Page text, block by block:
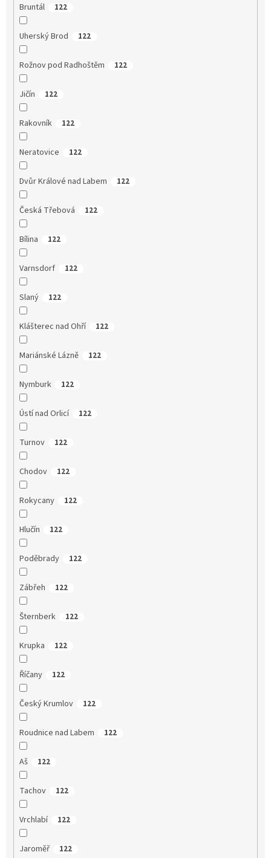
Bruntál 122
Uherský Brod 122
Rožnov pod Radhoštěm 122
Jičín 122
Rakovník 122
Neratovice 122
Dvůr Králové nad Labem 122
Česká Třebová 122
Bílina 122
Varnsdorf 122
Slaný 122
Klášterec nad Ohří 122
Mariánské Lázně 122
Nymburk 122
Ústí nad Orlicí 122
Turnov 122
Chodov 122
Rokycany 122
Hlučín 122
Poděbrady 122
Zábřeh 122
Šternberk 122
Krupka 122
Říčany 122
Český Krumlov 122
Roudnice nad Labem 122
Aš 122
Tachov 122
Vrchlabí 122
Jaroměř 122